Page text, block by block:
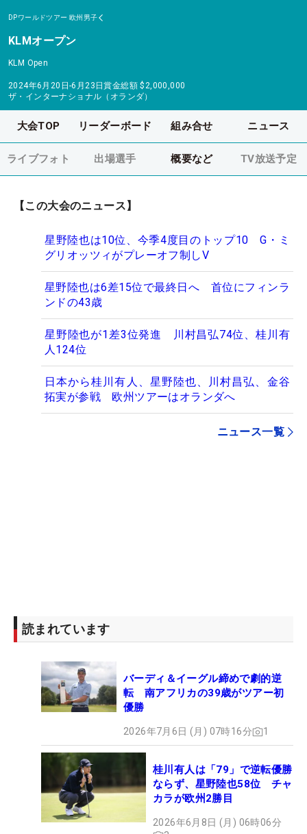
DPワールドツアー 欧州男子
KLMオープン
KLM Open
2024年6月20日-6月23日賞金総額 $2,000,000
ザ・インターナショナル（オランダ）
大会TOP リーダーボード 組み合せ ニュース
ライブフォト 出場選手 概要など TV放送予定
【この大会のニュース】
星野陸也は10位、今季4度目のトップ10 G・ミ
グリオッツィがプレーオフ制しV
星野陸也は6差15位で最終日へ 首位にフィンラ
ンドの43歳
星野陸也が1差3位発進 川村昌弘74位、桂川有
人124位
日本から桂川有人、星野陸也、川村昌弘、金谷
拓実が参戦 欧州ツアーはオランダへ
ニュース一覧
読まれています
バーディ＆イーグル締めで劇的逆
転 南アフリカの39歳がツアー初
優勝
2026年7月6日 (月) 07時16分 1
桂川有人は「79」で逆転優勝
ならず、星野陸也58位 チャ
カラが欧州2勝目
2026年6月8日 (月) 06時06分